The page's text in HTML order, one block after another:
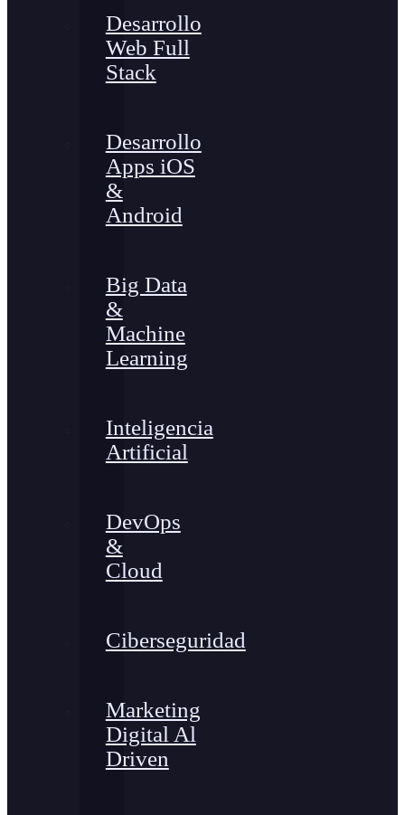
Desarrollo
Web Full
Stack
Desarrollo
Apps iOS
&
Android
Big Data
&
Machine
Learning
Inteligencia
Artificial
DevOps
&
Cloud
Ciberseguridad
Marketing
Digital Al
Driven